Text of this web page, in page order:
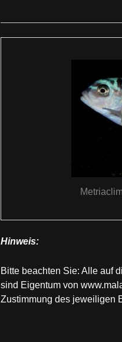
Hinweis:
Bitte beachten Sie: Alle auf
sind Eigentum von
Zustimmung des jeweiligen